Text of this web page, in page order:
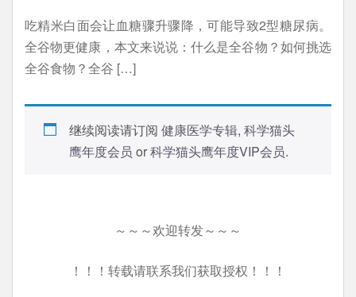
吃精米白面会让血糖骤升骤降，可能导致2型糖尿病。
全谷物更健康，本文来说说：什么是全谷物？如何挑选
全谷食物？全谷 […]
继续阅读请订阅 健康医学专辑, 科学猫头
鹰年度会员 or科学猫头鹰年度VIP会员.
～～～欢迎转发～～～
！！！转载请联系我们获取授权！！！